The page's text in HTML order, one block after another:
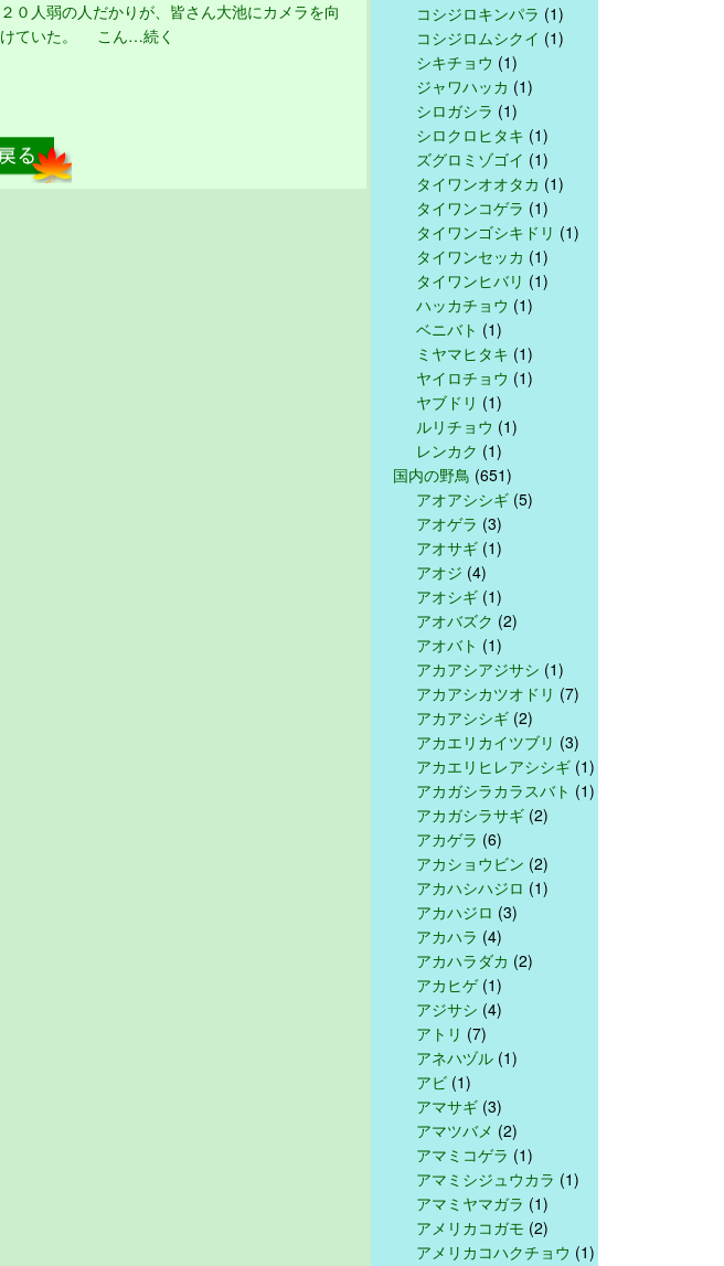
２０人弱の人だかりが、皆さん大池にカメラを向
けていた。 こん…続く
コシジロキンパラ (1)
コシジロムシクイ (1)
シキチョウ (1)
ジャワハッカ (1)
シロガシラ (1)
シロクロヒタキ (1)
ズグロミゾゴイ (1)
タイワンオオタカ (1)
タイワンコゲラ (1)
タイワンゴシキドリ (1)
タイワンセッカ (1)
タイワンヒバリ (1)
ハッカチョウ (1)
ベニバト (1)
ミヤマヒタキ (1)
ヤイロチョウ (1)
ヤブドリ (1)
ルリチョウ (1)
レンカク (1)
国内の野鳥 (651)
アオアシシギ (5)
アオゲラ (3)
アオサギ (1)
アオジ (4)
アオシギ (1)
アオバズク (2)
アオバト (1)
アカアシアジサシ (1)
アカアシカツオドリ (7)
アカアシシギ (2)
アカエリカイツブリ (3)
アカエリヒレアシシギ (1)
アカガシラカラスバト (1)
アカガシラサギ (2)
アカゲラ (6)
アカショウビン (2)
アカハシハジロ (1)
アカハジロ (3)
アカハラ (4)
アカハラダカ (2)
アカヒゲ(1)
アジサシ (4)
アトリ (7)
アネハヅル (1)
アビ (1)
アマサギ (3)
アマツバメ (2)
アマミコゲラ (1)
アマミシジュウカラ (1)
アマミヤマガラ (1)
アメリカコガモ (2)
アメリカコハクチョウ (1)